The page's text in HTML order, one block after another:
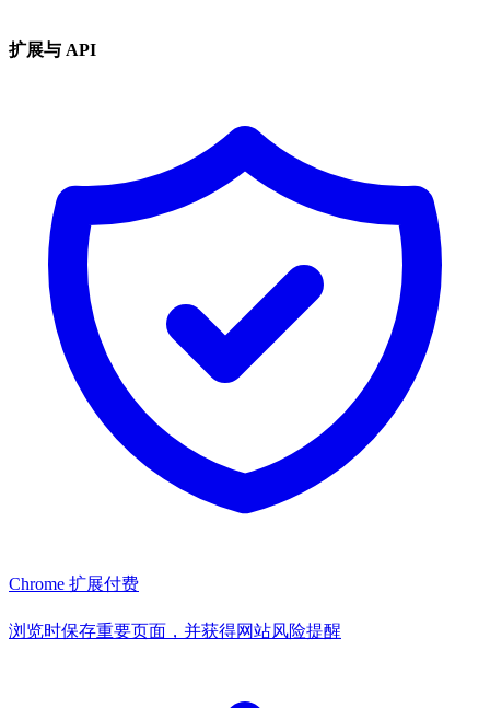
扩展与 API
Chrome 扩展付费
浏览时保存重要页面，并获得网站风险提醒